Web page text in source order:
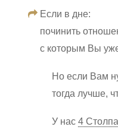
Если в дне:
починить
с которым Вы
Но если Вам
тогда лучше,
У нас 4